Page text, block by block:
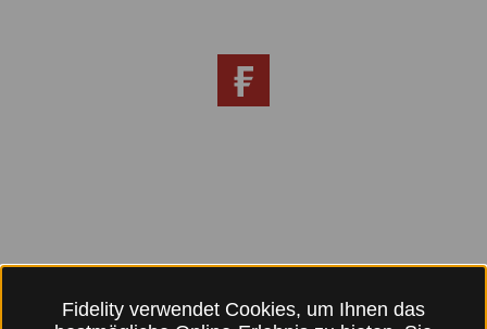
Fidelity verwendet Cookies, um Ihnen das